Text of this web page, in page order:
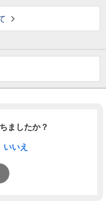
ましたか？
いいえ